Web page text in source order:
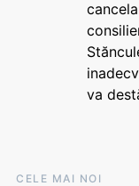
va
CELE MAI NOI